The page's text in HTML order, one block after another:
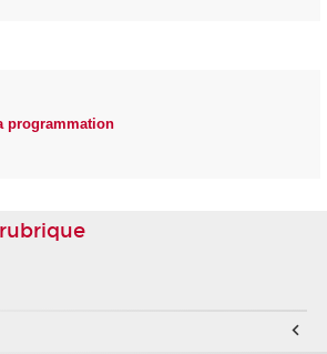
programmation